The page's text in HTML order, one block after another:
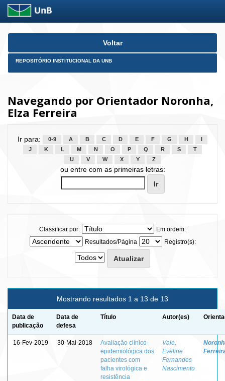
Skip
Voltar
REPOSITÓRIO INSTITUCIONAL DA UNB
Navegando por Orientador Noronha,
Elza Ferreira
Ir para: 0-9 A B C D E F G H
J
K L M N O P Q R S
T
U
V W X Y Z
ou entre com as primeiras letras:
Classificar por:
Em ordem:
Resultados/Página
Registro(s):
Mostrando resultados 1 a 13 de 13
Data de
publicação
Data de
defesa
Título Autor(es)
16-Fev-2019 30-Mai-2018
Avaliação clínico-
epidemiológica dos
pacientes com
falha virológica e
resistência
Vale,
Eveline
Fernandes
Nascimento